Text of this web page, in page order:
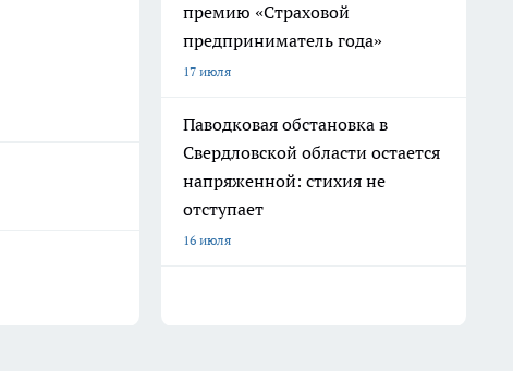
премию «Страховой
предприниматель года»
17 июля
Паводковая обстановка в
Свердловской области остается
напряженной: стихия не
отступает
16 июля